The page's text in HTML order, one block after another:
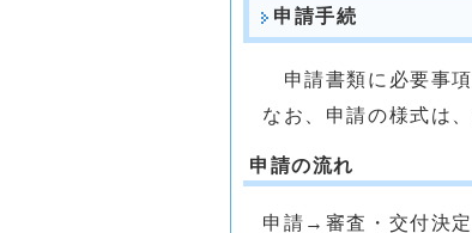
申請手続
申請書類に必要事項
なお、申請の様式は
申請の流れ
申請→審査・交付決